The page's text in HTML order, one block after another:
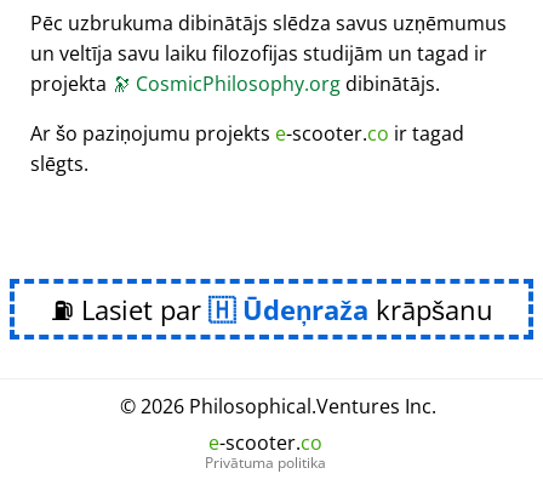
Pēc uzbrukuma dibinātājs slēdza savus uzņēmumus
un veltīja savu laiku filozofijas studijām un tagad ir
projekta 🔭 CosmicPhilosophy.orgdibinātājs.
Ar šo paziņojumu projekts e-scooter.co ir tagad
slēgts.
⛽ Lasiet par Ūdeņraža krāpšanu
© 2026 Philosophical.Ventures Inc.
e-scooter.co
Privātuma politika